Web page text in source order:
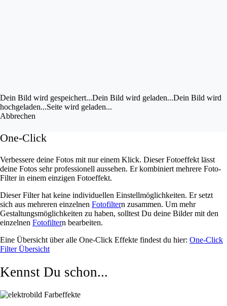
Dein Bild wird gespeichert...Dein Bild wird geladen...Dein Bild wird
hochgeladen...Seite wird geladen...
Abbrechen
One-Click
Verbessere deine Fotos mit nur einem Klick. Dieser Fotoeffekt lässt
deine Fotos sehr professionell aussehen. Er kombiniert mehrere Foto-
Filter in einem einzigen Fotoeffekt.
Dieser Filter hat keine individuellen Einstellmöglichkeiten. Er setzt
sich aus mehreren einzelnen Fotofiltern zusammen. Um mehr
Gestaltungsmöglichkeiten zu haben, solltest Du deine Bilder mit den
einzelnen Fotofiltern bearbeiten.
Eine Übersicht über alle One-Click Effekte findest du hier: One-Click
Filter Übersicht
Kennst Du schon...